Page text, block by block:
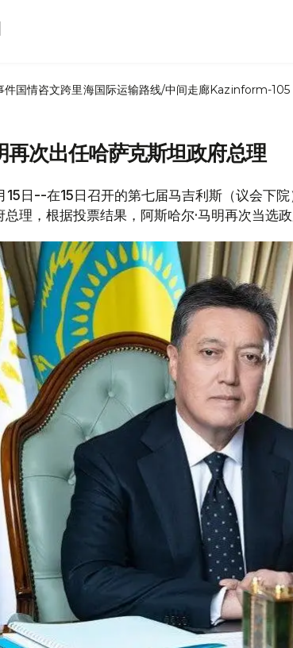
件国情咨文跨里海国际运输路线/中间走廊Kazinform-105
再次出任哈萨克斯坦政府总理
15日--在15日召开的第七届马吉利斯（议会下
理，根据投票结果，阿斯哈尔·马明再次当选政